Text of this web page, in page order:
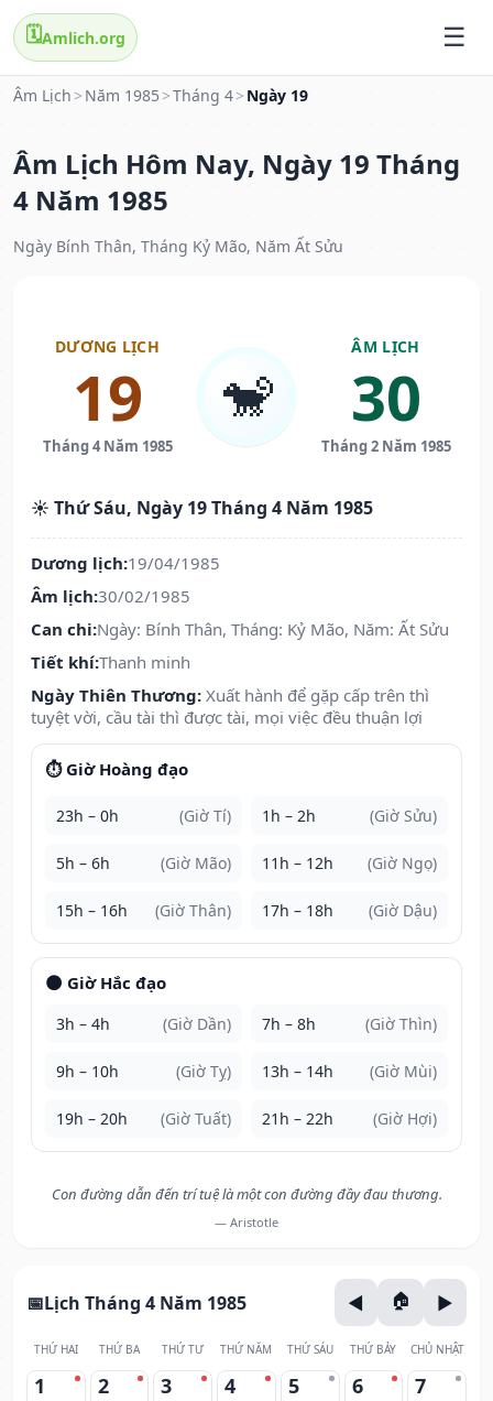
🗓️Amlich.org
Âm Lịch > Năm 1985 >Tháng 4> Ngày 19
Âm Lịch Hôm Nay, Ngày 19 Tháng
4 Năm 1985
Ngày Bính Thân, Tháng Kỷ Mão, Năm Ất Sửu
DƯƠNG LỊCH
19
Tháng 4 Năm 1985
🐒
ÂM LỊCH
30
Tháng 2 Năm 1985
☀️ Thứ Sáu, Ngày 19 Tháng 4 Năm 1985
Dương lịch:19/04/1985
Âm lịch:30/02/1985
Can chi:Ngày: Bính Thân, Tháng: Kỷ Mão, Năm: Ất Sửu
Tiết khí:Thanh minh
Ngày Thiên Thương: Xuất hành để gặp cấp trên thì
tuyệt vời, cầu tài thì được tài, mọi việc đều thuận lợi
⏱️ Giờ Hoàng đạo
23h – 0h (Giờ Tí) 1h – 2h (Giờ Sửu)
5h – 6h (Giờ Mão) 11h – 12h (Giờ Ngọ)
15h – 16h (Giờ Thân) 17h – 18h (Giờ Dậu)
🌑 Giờ Hắc đạo
3h – 4h (Giờ Dần) 7h – 8h (Giờ Thìn)
9h – 10h (Giờ Tỵ) 13h – 14h (Giờ Mùi)
19h – 20h (Giờ Tuất) 21h – 22h (Giờ Hợi)
Con đường dẫn đến trí tuệ là một con đường đầy đau thương.
— Aristotle
Lịch Tháng 4 Năm 1985
THỨ HAI THỨ BA THỨ TƯ THỨ NĂM THỨ SÁU THỨ BẢY CHỦ NHẬT
1 2 3 4 5 6 7